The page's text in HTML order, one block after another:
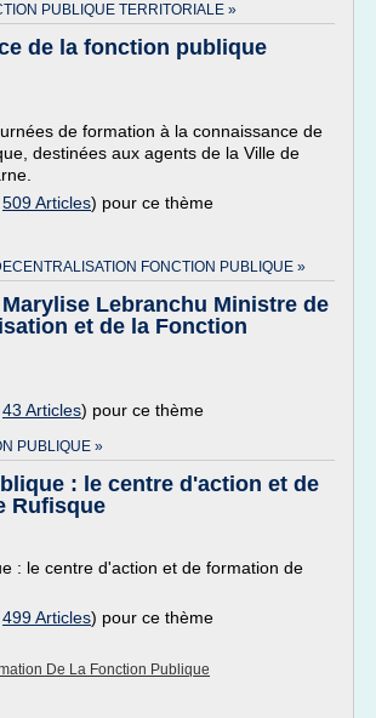
PUBLIQUE TERRITORIALE »
de la fonction publique
de formation à la connaissance de
destinées aux agents de la Ville de
509 Articles) pour ce thème
FONCTION PUBLIQUE »
Lebranchu Ministre de
et de la Fonction
43 Articles) pour ce thème
PUBLIQUE »
: le centre d'action et de
Rufisque
: le centre d'action et de formation de
499 Articles) pour ce thème
De La Fonction Publique